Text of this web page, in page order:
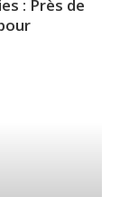
: Près de